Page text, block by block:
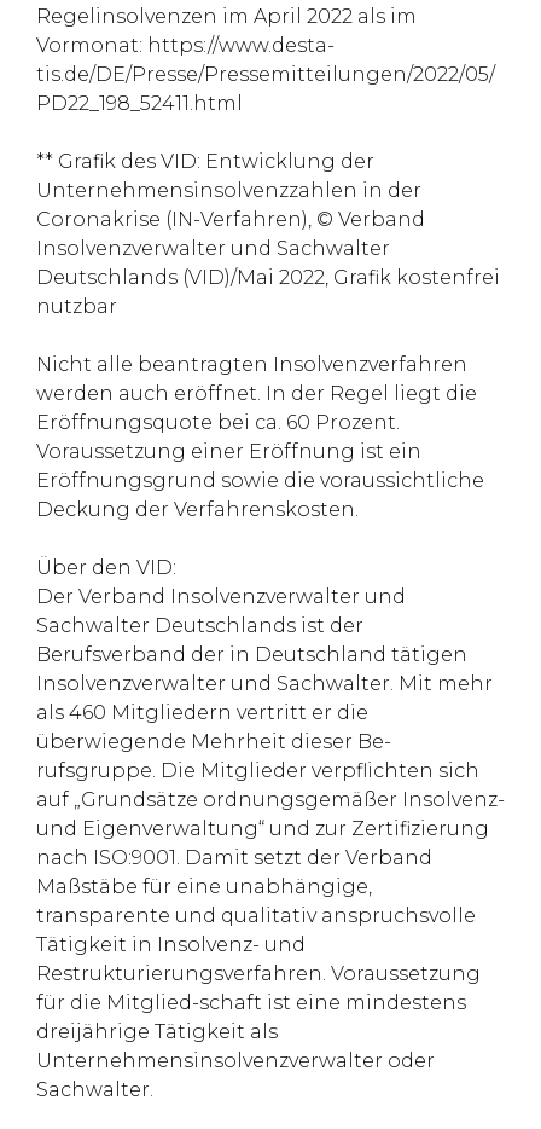
Regelinsolvenzen im April 2022 als im
Vormonat: https://www.desta-
tis.de/DE/Presse/Pressemitteilungen/2022/05/
PD22_198_52411.html
** Grafik des VID: Entwicklung der
Unternehmensinsolvenzzahlen in der
Coronakrise (IN-Verfahren), © Verband
Insolvenzverwalter und Sachwalter
Deutschlands (VID)/Mai 2022, Grafik kostenfrei
nutzbar
Nicht alle beantragten Insolvenzverfahren
werden auch eröffnet. In der Regel liegt die
Eröffnungsquote bei ca. 60 Prozent.
Voraussetzung einer Eröffnung ist ein
Eröffnungsgrund sowie die voraussichtliche
Deckung der Verfahrenskosten.
Über den VID:
Der Verband Insolvenzverwalter und
Sachwalter Deutschlands ist der
Berufsverband der in Deutschland tätigen
Insolvenzverwalter und Sachwalter. Mit mehr
als 460 Mitgliedern vertritt er die
überwiegende Mehrheit dieser Be-
rufsgruppe. Die Mitglieder verpflichten sich
auf „Grundsätze ordnungsgemäßer Insolvenz-
und Eigenverwaltung“ und zur Zertifizierung
nach ISO:9001. Damit setzt der Verband
Maßstäbe für eine unabhängige,
transparente und qualitativ anspruchsvolle
Tätigkeit in Insolvenz- und
Restrukturierungsverfahren. Voraussetzung
für die Mitglied-schaft ist eine mindestens
dreijährige Tätigkeit als
Unternehmensinsolvenzverwalter oder
Sachwalter.